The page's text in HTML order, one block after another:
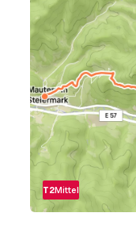
T2Mittel